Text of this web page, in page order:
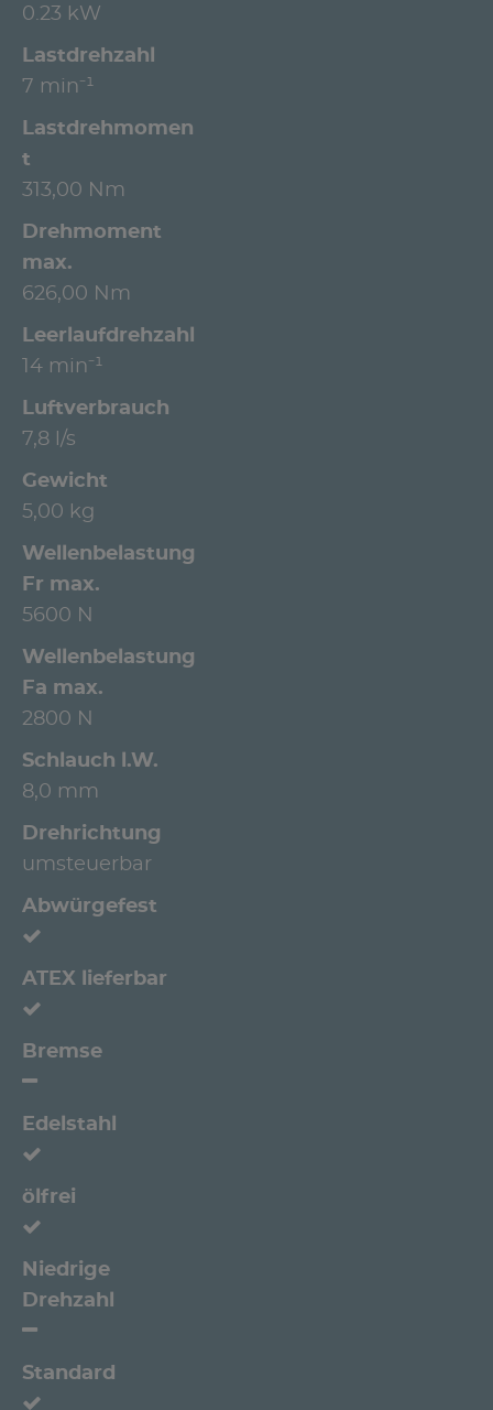
0.23 kW
Lastdrehzahl
7 min⁻¹
Lastdrehmomen
t
313,00 Nm
Drehmoment
max.
626,00 Nm
Leerlaufdrehzahl
14 min⁻¹
Luftverbrauch
7,8 l/s
Gewicht
5,00 kg
Wellenbelastung
Fr max.
5600 N
Wellenbelastung
Fa max.
2800 N
Schlauch l.W.
8,0 mm
Drehrichtung
umsteuerbar
Abwürgefest
ATEX lieferbar
Bremse
Edelstahl
ölfrei
Niedrige
Drehzahl
Standard